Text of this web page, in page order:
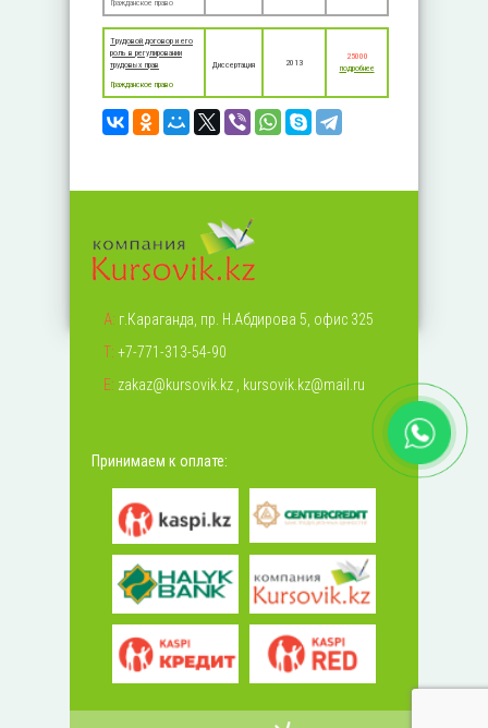
Гражданское право
Трудовой договор и его
роль в регулировании
трудовых прав
Гражданское право
Диссертация 2013
25000
подробнее
А: г.Караганда, пр. Н.Абдирова 5, офис 325
Т: +7-771-313-54-90
Е: zakaz@kursovik.kz , kursovik.kz@mail.ru
Принимаем к оплате: